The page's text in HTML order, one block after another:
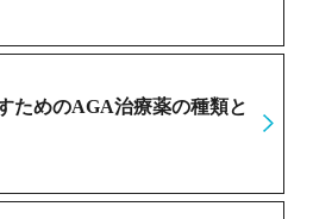
ためのAGA治療薬の種類と